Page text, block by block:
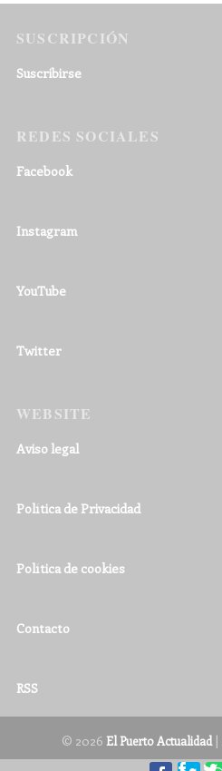
SUSCRIPCIÓN
Suscribirse
REDES SOCIALES
Facebook
Instagram
YouTube
Twitter
WEBSITE
Aviso legal
Política de Privacidad
Política de cookies
Contacto
RSS
© 2026 El Puerto Actualidad|